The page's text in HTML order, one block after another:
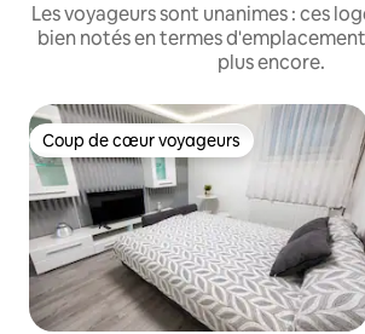
Les voyageurs sont unanimes : ces
bien notés en termes
plus encore.
Coup de cœur voyageurs
Coup de cœur voyageurs